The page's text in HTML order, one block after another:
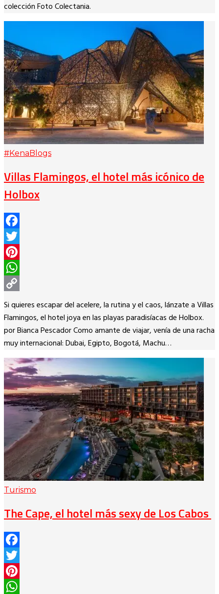
colección Foto Colectania.
#KenaBlogs
Villas Flamingos, el hotel más icónico de
Holbox
Facebook
Twitter
Pinterest
WhatsApp
Copy
Link
Si quieres escapar del acelere, la rutina y el caos, lánzate a Villas
Flamingos, el hotel joya en las playas paradisíacas de Holbox.
por Bianca Pescador Como amante de viajar, venía de una racha
muy internacional: Dubai, Egipto, Bogotá, Machu…
Turismo
The Cape, el hotel más sexy de Los Cabos
Facebook
Twitter
Pinterest